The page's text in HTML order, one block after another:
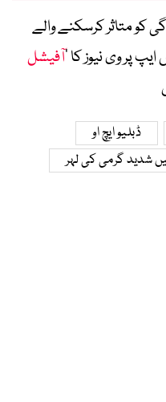
کو متاثر کرسکنے والے
پر وی نیوز کا ’آفیشل
ڈبلیو ایچ او
شدید گرمی کی لہر